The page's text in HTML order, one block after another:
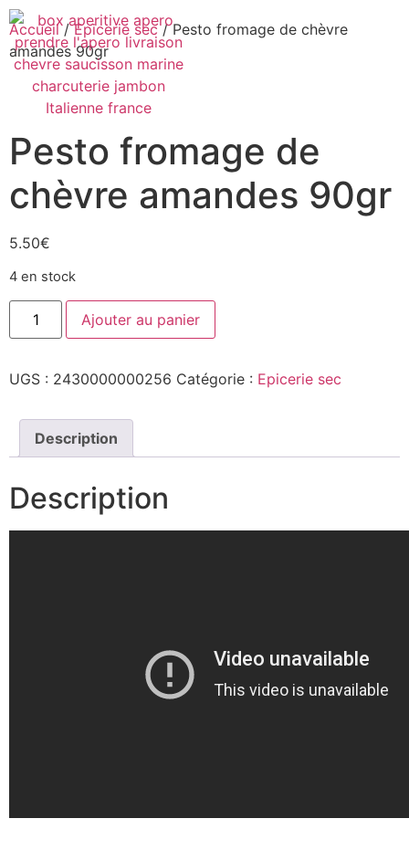
Accueil/Epicerie sec/ Pesto fromage de chèvre
amandes 90gr
Pesto fromage de
chèvre amandes 90gr
5.50€
4 en stock
Ajouter au panier
UGS : 2430000000256 Catégorie : Epicerie sec
Description
Description